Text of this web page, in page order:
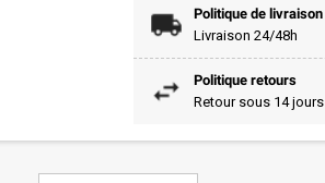
Politique de livraison
Livraison 24/48h
Politique retours
Retour sous 14 jours